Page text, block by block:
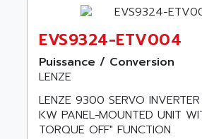
EVS9324-ETV004
Puissance / Conversion
LENZE
LENZE 9300 SERVO
KW PANEL−MOUNTED UNIT
TORQUE OFF" FUNCTION